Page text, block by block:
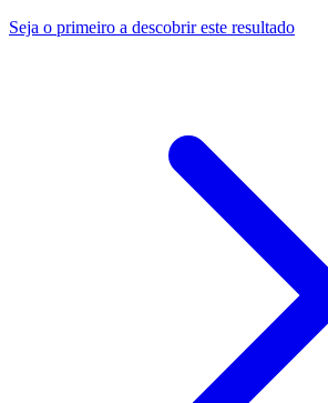
Seja o primeiro a descobrir este resultado